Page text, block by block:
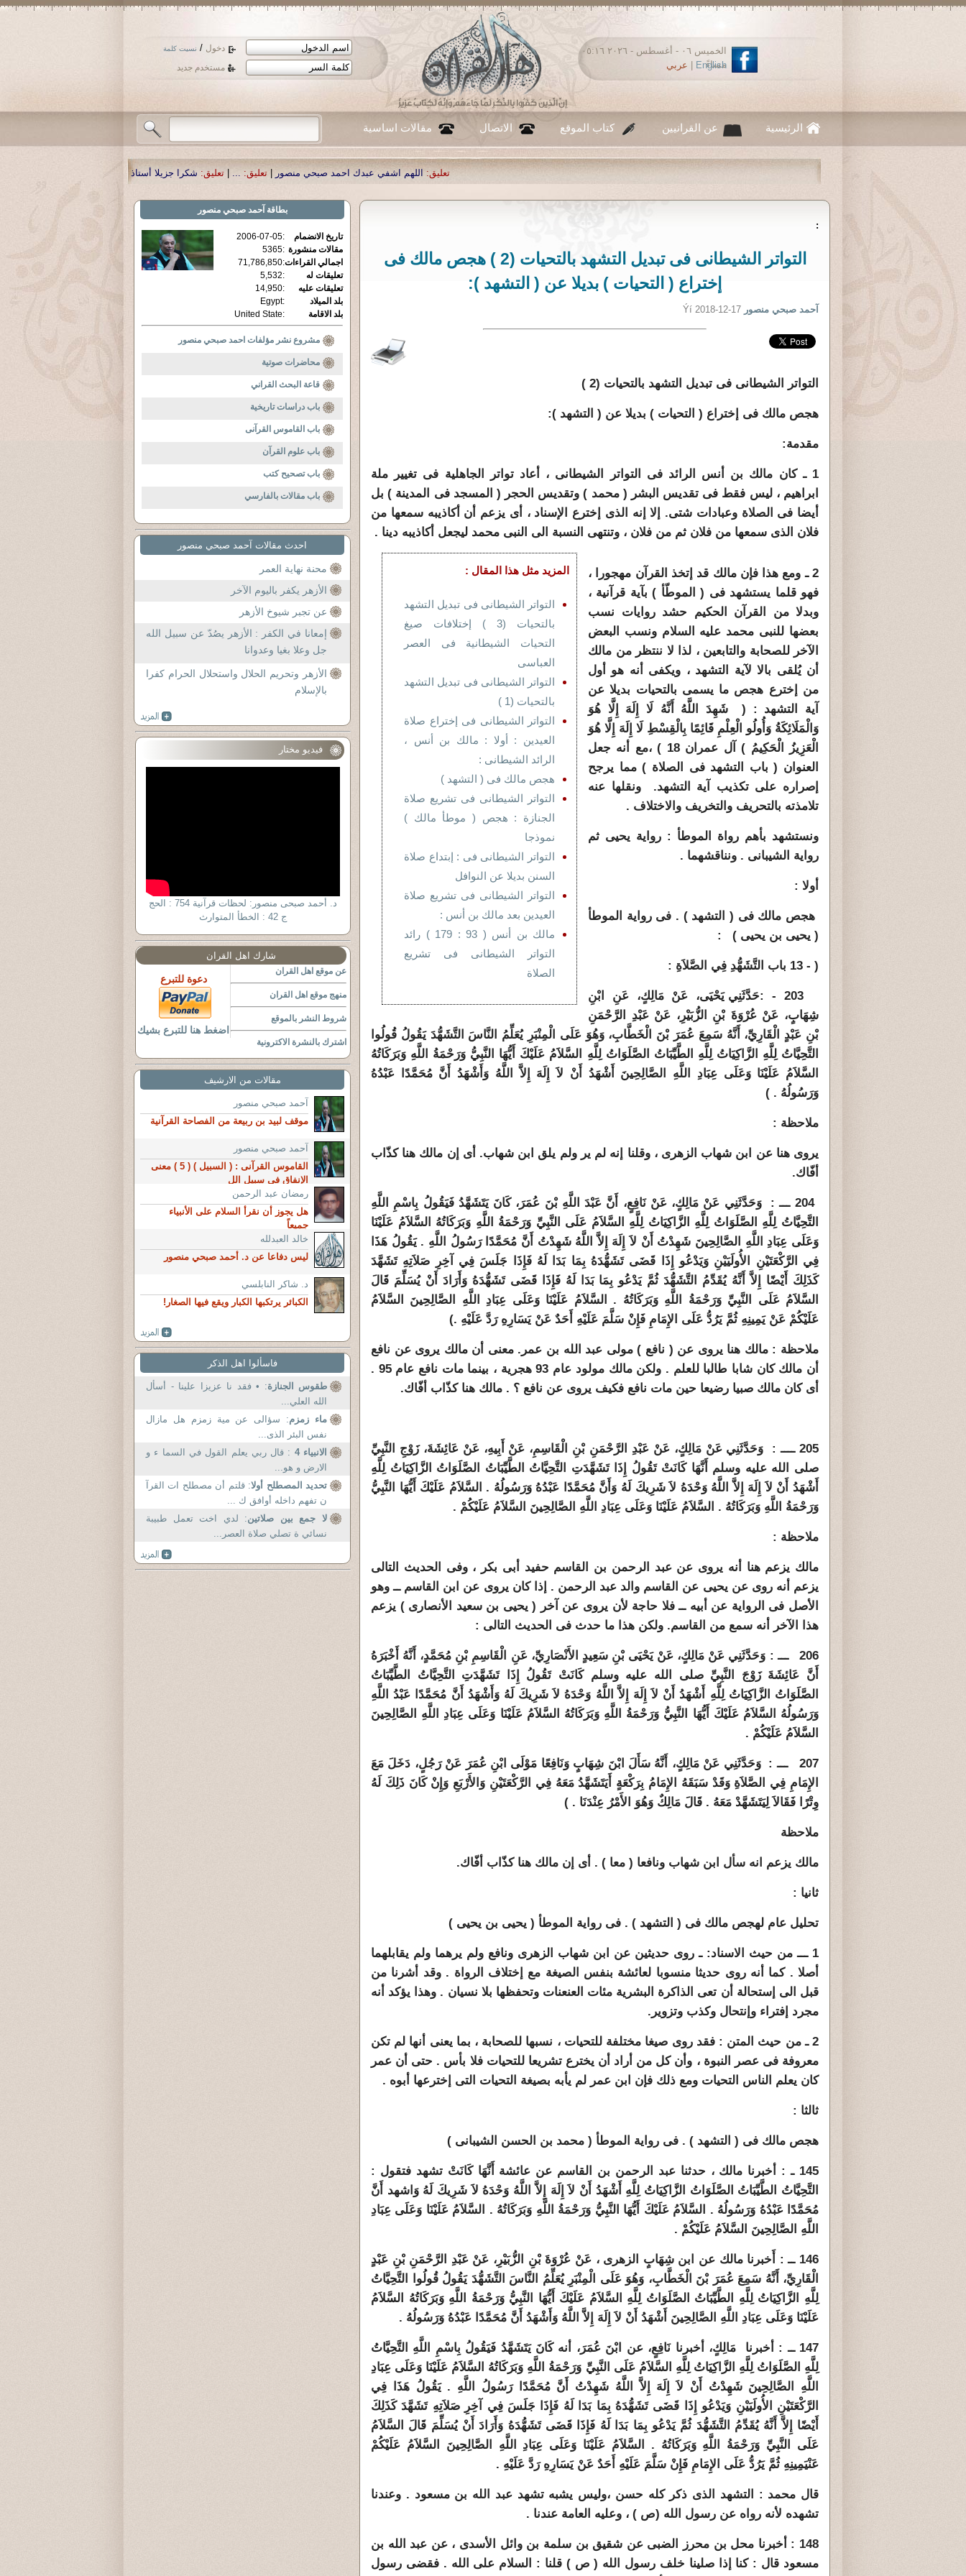
دخول / نسيت كلمة
مستخدم جديد
الخميس ٠٦ - أغسطس - ٢٠٢٦ ٠٥:١٦
مساءً
English عربي
الرئيسية عن القرانيين كتاب الموقع الاتصال مقالات اساسية
اللهم اشفي عبدك احمد صبحي منصور|تعليق: ...
|تعليق: شكرا جزيلا أستاذ حمد الحمد .أكرمكم الله .|تعليق:
:
التواتر الشيطانى فى تبديل التشهد بالتحيات (2 ) هجص مالك فى
إختراع ( التحيات ) بديلا عن ( التشهد ):
آحمد صبحي منصور Ýí 2018-12-17
التواتر الشيطانى فى تبديل التشهد بالتحيات (2 )
هجص مالك فى إختراع ( التحيات ) بديلا عن ( التشهد ):
مقدمة:
1 ـ كان مالك بن أنس الرائد فى التواتر الشيطانى ، أعاد تواتر الجاهلية فى تغيير ملة
ابراهيم ، ليس فقط فى تقديس البشر ( محمد ) وتقديس الحجر ( المسجد فى المدينة ) بل
أيضا فى الصلاة وعبادات شتى. إلا إنه الذى إخترع الإسناد ، أى يزعم أن أكاذيبه سمعها من
فلان الذى سمعها من فلان ثم من فلان ، وتنتهى النسبة الى النبى محمد ليجعل أكاذيبه دينا .
المزيد مثل هذا المقال :
التواتر الشيطانى فى تبديل التشهد
بالتحيات (3 ) إختلافات صيغ
التحيات الشيطانية فى العصر
العباسى
التواتر الشيطانى فى تبديل التشهد
بالتحيات (1 )
التواتر الشيطانى فى إختراع صلاة
العيدين : أولا : مالك بن أنس ،
الرائد الشيطانى :
هجص مالك فى ( التشهد )
التواتر الشيطانى فى تشريع صلاة
الجنازة : هجص ( موطأ مالك )
نموذجا
التواتر الشيطانى فى : إبتداع صلاة
السنن بديلا عن النوافل
التواتر الشيطانى فى تشريع صلاة
العيدين بعد مالك بن أنس :
مالك بن أنس ( 93 : 179 ) رائد
التواتر الشيطانى فى تشريع
الصلاة
2 ـ ومع هذا فإن مالك قد إتخذ القرآن مهجورا ،
فهو قلما يستشهد فى ( الموطّأ ) بآية قرآنية ،
وبدلا من القرآن الحكيم حشد روايات نسب
بعضها للنبى محمد عليه السلام ونسب البعض
الآخر للصحابة والتابعين ، لذا لا ننتظر من مالك
أن يُلقى بالا لآية التشهد ، ويكفى أنه هو أول
من إخترع هجص ما يسمى بالتحيات بديلا عن
آية التشهد : ( شَهِدَ اللَّهُ أَنَّهُ لَا إِلَهَ إِلَّا هُوَ
وَالْمَلَائِكَةُ وَأُولُو الْعِلْمِ قَائِمًا بِالْقِسْطِ لَا إِلَهَ إِلَّا هُوَ
الْعَزِيزُ الْحَكِيمُ ) آل عمران 18 ) ،مع أنه جعل
العنوان ( باب التشهد فى الصلاة ) مما يرجح
إصراره على تكذيب آية التشهد. ونقلها عنه
تلامذته بالتحريف والتخريف والاختلاف .
ونستشهد بأهم رواة الموطأ : رواية يحيى ثم
رواية الشيبانى . ونناقشهما .
أولا :
هجص مالك فى ( التشهد ) . فى رواية الموطأ
( يحيى بن يحيى ) :
(
13 - باب التَّشَهُّدِ فِي الصَّلاَةِ :
203
-
:حَدَّثَنِي يَحْيَى، عَنْ مَالِكٍ، عَنِ ابْنِ
شِهَابٍ، عَنْ عُرْوَةَ بْنِ الزُّبَيْرِ، عَنْ عَبْدِ الرَّحْمَنِ
بْنِ عَبْدٍ الْقَارِيِّ، أَنَّهُ سَمِعَ عُمَرَ بْنَ الْخَطَّابِ، وَهُوَ عَلَى الْمِنْبَرِ يُعَلِّمُ النَّاسَ التَّشَهُّدَ يَقُولُ قُولُوا
التَّحِيَّاتُ لِلَّهِ الزَّاكِيَاتُ لِلَّهِ الطَّيِّبَاتُ الصَّلَوَاتُ لِلَّهِ السَّلاَمُ عَلَيْكَ أَيُّهَا النَّبِيُّ وَرَحْمَةُ اللَّهِ وَبَرَكَاتُهُ
السَّلاَمُ عَلَيْنَا وَعَلَى عِبَادِ اللَّهِ الصَّالِحِينَ أَشْهَدُ أَنْ لاَ إِلَهَ إِلاَّ اللَّهُ وَأَشْهَدُ أَنَّ مُحَمَّدًا عَبْدُهُ
وَرَسُولُهُ ‏.‏ )
ملاحظة :
يروى هنا عن ابن شهاب الزهرى ، وقلنا إنه لم ير ولم يلق ابن شهاب. أى إن مالك هنا كذّاب
أفّاك.
204 ـــ : وَحَدَّثَنِي عَنْ مَالِكٍ، عَنْ نَافِعٍ، أَنَّ عَبْدَ اللَّهِ بْنَ عُمَرَ، كَانَ يَتَشَهَّدُ فَيَقُولُ بِاسْمِ اللَّهِ
التَّحِيَّاتُ لِلَّهِ الصَّلَوَاتُ لِلَّهِ الزَّاكِيَاتُ لِلَّهِ السَّلاَمُ عَلَى النَّبِيِّ وَرَحْمَةُ اللَّهِ وَبَرَكَاتُهُ السَّلاَمُ عَلَيْنَا
وَعَلَى عِبَادِ اللَّهِ الصَّالِحِينَ شَهِدْتُ أَنْ لاَ إِلَهَ إِلاَّ اللَّهُ شَهِدْتُ أَنَّ مُحَمَّدًا رَسُولُ اللَّهِ ‏.‏ يَقُولُ هَذَا
فِي الرَّكْعَتَيْنِ الأُولَيَيْنِ وَيَدْعُو إِذَا قَضَى تَشَهُّدَهُ بِمَا بَدَا لَهُ فَإِذَا جَلَسَ فِي آخِرِ صَلاَتِهِ تَشَهَّدَ
كَذَلِكَ أَيْضًا إِلاَّ أَنَّهُ يُقَدِّمُ التَّشَهُّدَ ثُمَّ يَدْعُو بِمَا بَدَا لَهُ فَإِذَا قَضَى تَشَهُّدَهُ وَأَرَادَ أَنْ يُسَلِّمَ قَالَ
السَّلاَمُ عَلَى النَّبِيِّ وَرَحْمَةُ اللَّهِ وَبَرَكَاتُهُ ‏.‏ السَّلاَمُ عَلَيْنَا وَعَلَى عِبَادِ اللَّهِ الصَّالِحِينَ السَّلاَمُ
عَلَيْكُمْ عَنْ يَمِينِهِ ثُمَّ يَرُدُّ عَلَى الإِمَامِ فَإِنْ سَلَّمَ عَلَيْهِ أَحَدٌ عَنْ يَسَارِهِ رَدَّ عَلَيْهِ ‏.‏)
ملاحظة : مالك هنا يروى عن ( نافع ) مولى عبد الله بن عمر. معنى أن مالك يروى عن نافع
أن مالك كان شابا طالبا للعلم . ولكن مالك مولود عام 93 هجرية ، بينما مات نافع عام 95 .
أى كان مالك صبيا رضيعا حين مات نافع فكيف يروى عن نافع ؟ . مالك هنا كذّاب أفّاك.
205 ــــ : وَحَدَّثَنِي عَنْ مَالِكٍ، عَنْ عَبْدِ الرَّحْمَنِ بْنِ الْقَاسِمِ، عَنْ أَبِيهِ، عَنْ عَائِشَةَ، زَوْجِ النَّبِيِّ
صلى الله عليه وسلم أَنَّهَا كَانَتْ تَقُولُ إِذَا تَشَهَّدَتِ التَّحِيَّاتُ الطَّيِّبَاتُ الصَّلَوَاتُ الزَّاكِيَاتُ لِلَّهِ
أَشْهَدُ أَنْ لاَ إِلَهَ إِلاَّ اللَّهُ وَحْدَهُ لاَ شَرِيكَ لَهُ وَأَنَّ مُحَمَّدًا عَبْدُهُ وَرَسُولُهُ ‏.‏ السَّلاَمُ عَلَيْكَ أَيُّهَا النَّبِيُّ
وَرَحْمَةُ اللَّهِ وَبَرَكَاتُهُ ‏.‏ السَّلاَمُ عَلَيْنَا وَعَلَى عِبَادِ اللَّهِ الصَّالِحِينَ السَّلاَمُ عَلَيْكُمْ ‏.‏
ملاحظة :
مالك يزعم هنا أنه يروى عن عبد الرحمن بن القاسم حفيد أبى بكر ، وفى الحديث التالى
يزعم أنه روى عن يحيى عن القاسم والد عبد الرحمن . إذا كان يروى عن ابن القاسم ــ وهو
الأصل فى الرواية عن أبيه ــ فلا حاجة لأن يروى عن آخر ( يحيى بن سعيد الأنصارى ) يزعم
هذا الآخر أنه سمع من القاسم. ولكن هذا ما حدث فى الحديث التالى :
206 ـــ : وَحَدَّثَنِي عَنْ مَالِكٍ، عَنْ يَحْيَى بْنِ سَعِيدٍ الأَنْصَارِيِّ، عَنِ الْقَاسِمِ بْنِ مُحَمَّدٍ، أَنَّهُ أَخْبَرَهُ
أَنَّ عَائِشَةَ زَوْجَ النَّبِيِّ صلى الله عليه وسلم كَانَتْ تَقُولُ إِذَا تَشَهَّدَتِ التَّحِيَّاتُ الطَّيِّبَاتُ
الصَّلَوَاتُ الزَّاكِيَاتُ لِلَّهِ أَشْهَدُ أَنْ لاَ إِلَهَ إِلاَّ اللَّهُ وَحْدَهُ لاَ شَرِيكَ لَهُ وَأَشْهَدُ أَنَّ مُحَمَّدًا عَبْدُ اللَّهِ
وَرَسُولُهُ السَّلاَمُ عَلَيْكَ أَيُّهَا النَّبِيُّ وَرَحْمَةُ اللَّهِ وَبَرَكَاتُهُ السَّلاَمُ عَلَيْنَا وَعَلَى عِبَادِ اللَّهِ الصَّالِحِينَ
السَّلاَمُ عَلَيْكُمْ ‏.‏
207 ـــ : وَحَدَّثَنِي عَنْ مَالِكٍ، أَنَّهُ سَأَلَ ابْنَ شِهَابٍ وَنَافِعًا مَوْلَى ابْنِ عُمَرَ عَنْ رَجُلٍ، دَخَلَ مَعَ
الإِمَامِ فِي الصَّلاَةِ وَقَدْ سَبَقَهُ الإِمَامُ بِرَكْعَةٍ أَيَتَشَهَّدُ مَعَهُ فِي الرَّكْعَتَيْنِ وَالأَرْبَعِ وَإِنْ كَانَ ذَلِكَ لَهُ
وِتْرًا فَقَالاَ لِيَتَشَهَّدْ مَعَهُ ‏.‏ قَالَ مَالِكٌ وَهُوَ الأَمْرُ عِنْدَنَا ‏.‏ )
ملاحظة
مالك يزعم انه سأل ابن شهاب ونافعا ( معا ) . أى إن مالك هنا كذّاب أفّاك.
ثانيا :
تحليل عام لهجص مالك فى ( التشهد ) . فى رواية الموطأ ( يحيى بن يحيى )
1 ـــ من حيث الاسناد: ـ روى حديثين عن ابن شهاب الزهرى ونافع ولم يرهما ولم يقابلهما
أصلا . كما أنه روى حديثا منسوبا لعائشة بنفس الصيغة مع إختلاف الرواة . وقد أشرنا من
قبل الى إستحالة أن تعى الذاكرة البشرية مئات العنعنات وتحفظها بلا نسيان . وهذا يؤكد أنه
مجرد إفتراء وإنتحال وكذب وتزوير.
2 ـ من حيث المتن : فقد روى صيغا مختلفة للتحيات ، نسبها للصحابة ، بما يعنى أنها لم تكن
معروفة فى عصر النبوة ، وأن كل من أراد أن يخترع تشريعا للتحيات فلا بأس . حتى أن عمر
كان يعلم الناس التحيات ومع ذلك فإن ابن عمر لم يأبه بصيغة التحيات التى إخترعها أبوه .
ثالثا :
هجص مالك فى ( التشهد ) . فى رواية الموطأ ( محمد بن الحسن الشيبانى )
145 ـ : أخبرنا مالك ، حدثنا عبد الرحمن بن القاسم عن عائشة أَنَّهَا كَانَتْ تشهد فتقول :
التَّحِيَّاتُ الطَّيِّبَاتُ الصَّلَوَاتُ الزَّاكِيَاتُ لِلَّهِ أَشْهَدُ أَنْ لاَ إِلَهَ إِلاَّ اللَّهُ وَحْدَهُ لاَ شَرِيكَ لَهُ وَاشهد أَنَّ
مُحَمَّدًا عَبْدُهُ وَرَسُولُهُ ‏.‏ السَّلاَمُ عَلَيْكَ أَيُّهَا النَّبِيُّ وَرَحْمَةُ اللَّهِ وَبَرَكَاتُهُ ‏.‏ السَّلاَمُ عَلَيْنَا وَعَلَى عِبَادِ
اللَّهِ الصَّالِحِينَ السَّلاَمُ عَلَيْكُمْ ‏.‏
146 ــ : أَخبرنا مالك عن ابن شِهَابٍ الزهرى ، عَنْ عُرْوَةَ بْنِ الزُّبَيْرِ، عَنْ عَبْدِ الرَّحْمَنِ بْنِ عَبْدٍ
الْقَارِيِّ، أَنَّهُ سَمِعَ عُمَرَ بْنَ الْخَطَّابِ، وَهُوَ عَلَى الْمِنْبَرِ يُعَلِّمُ النَّاسَ التَّشَهُّدَ يَقُولُ قُولُوا التَّحِيَّاتُ
لِلَّهِ الزَّاكِيَاتُ لِلَّهِ الطَّيِّبَاتُ الصَّلَوَاتُ لِلَّهِ السَّلاَمُ عَلَيْكَ أَيُّهَا النَّبِيُّ وَرَحْمَةُ اللَّهِ وَبَرَكَاتُهُ السَّلاَمُ
عَلَيْنَا وَعَلَى عِبَادِ اللَّهِ الصَّالِحِينَ أَشْهَدُ أَنْ لاَ إِلَهَ إِلاَّ اللَّهُ وَأَشْهَدُ أَنَّ مُحَمَّدًا عَبْدُهُ وَرَسُولُهُ ‏.‏
147 ــ : أخبرنا مَالِكٍ، أخبرنا نَافِعٍ، عن ابْنَ عُمَرَ، أنه كَانَ يَتَشَهَّدُ فَيَقُولُ بِاسْمِ اللَّهِ التَّحِيَّاتُ
لِلَّهِ الصَّلَوَاتُ لِلَّهِ الزَّاكِيَاتُ لِلَّهِ السَّلاَمُ عَلَى النَّبِيِّ وَرَحْمَةُ اللَّهِ وَبَرَكَاتُهُ السَّلاَمُ عَلَيْنَا وَعَلَى عِبَادِ
اللَّهِ الصَّالِحِينَ شَهِدْتُ أَنْ لاَ إِلَهَ إِلاَّ اللَّهُ شَهِدْتُ أَنَّ مُحَمَّدًا رَسُولُ اللَّهِ ‏.‏ يَقُولُ هَذَا فِي
الرَّكْعَتَيْنِ الأُولَيَيْنِ وَيَدْعُو إِذَا قَضَى تَشَهُّدَهُ بِمَا بَدَا لَهُ فَإِذَا جَلَسَ فِي آخِرِ صَلاَتِهِ تَشَهَّدَ كَذَلِكَ
أَيْضًا إِلاَّ أَنَّهُ يُقَدِّمُ التَّشَهُّدَ ثُمَّ يَدْعُو بِمَا بَدَا لَهُ فَإِذَا قَضَى تَشَهُّدَهُ وَأَرَادَ أَنْ يُسَلِّمَ قَالَ السَّلاَمُ
عَلَى النَّبِيِّ وَرَحْمَةُ اللَّهِ وَبَرَكَاتُهُ ‏.‏ السَّلاَمُ عَلَيْنَا وَعَلَى عِبَادِ اللَّهِ الصَّالِحِينَ السَّلاَمُ عَلَيْكُمْ
عَنْيَمِينِهِ ثُمَّ يَرُدُّ عَلَى الإِمَامِ فَإِنْ سَلَّمَ عَلَيْهِ أَحَدٌ عَنْ يَسَارِهِ رَدَّ عَلَيْهِ ‏.‏
قال محمد : التشهد الذى ذكر كله حسن ،وليس يشبه تشهد عبد الله بن مسعود . وعندنا
تشهده لأنه رواه عن رسول الله (ص ) ، وعليه العامة عندنا .
148 : أخبرنا محل بن محرز الضبى عن شقيق بن سلمة بن وائل الأسدى ، عن عبد الله بن
مسعود قال : كنا إذا صلينا خلف رسول الله ( ص ) قلنا : السلام على الله . فقضى رسول
بطاقة آحمد صبحي منصور
تاريخ الانضمام :
2006-07-05
مقالات منشورة :
5365
اجمالي القراءات:
71,786,850
تعليقات له
:
5,532
تعليقات عليه
:
14,950
بلد الميلاد
:
Egypt
بلد الاقامة
:
United State
مشروع نشر مؤلفات احمد صبحي منصور
محاضرات صوتية
قاعة البحث القراني
باب دراسات تاريخية
باب القاموس القرآنى
باب علوم القرآن
باب تصحيح كتب
باب مقالات بالفارسي
احدث مقالات آحمد صبحي منصور
محنة نهاية العمر
الأزهر يكفر باليوم الآخر
عن تجبر شيوخ الأزهر
إمعانا في الكفر : الأزهر يصُدّ عن سبيل الله
جل وعلا بغيا وعدوانا
الأزهر وتحريم الحلال واستحلال الحرام كفرا
بالإسلام
فيديو مختار
د. أحمد صبحى منصور: لحظات قرآنية 754 : الحج
ج 42 : الخطأ المتوارث
شارك اهل القران
عن موقع اهل القران
منهج موقع اهل القران
شروط النشر بالموقع
اشترك بالنشرة الاكترونية
دعوة للتبرع
اضغط هنا للتبرع بشيك
مقالات من الارشيف
آحمد صبحي منصور
موقف لبيد بن ربيعة من الفصاحة القرآنية
آحمد صبحي منصور
القاموس القرآنى : ( السبيل ) ( 5 ) معنى
الإنفاق في سبيل الل
رمضان عبد الرحمن
هل يجوز أن نقرأ السلام على الأنبياء
جميعاً
خالد العبدلله
ليس دفاعا عن د. أحمد صبحي منصور
د. شاكر النابلسي
الكبائر يرتكبها الكبار ويقع فيها الصغار!
فاسألوا اهل الذكر
طقوس الجنازة: • فقد نا عزيزا علينا - أسأل
الله العلي...
ماء زمزم: سؤالى عن مية زمزم هل مازال
نفس البئر الذى...
الانبياء 4
: قال ربي يعلم القول في السما ء و
الارض و هو...
تحديد المصطلح أولا: قلتم أن مصطلح ات القرآ
ن تفهم داخله أوافق ك ...
لا جمع بين صلاتين: لدي اخت تعمل طبيبة
نسائي ة تصلي صلاة العصر...